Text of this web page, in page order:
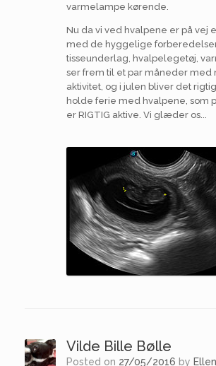
varmelampe kørende.
Nu da vi ved hvalpene er på vej
med de hyggelige
tisseunderlag, hvalpelegetøj,
ser frem til et par måneder med
aktivitet, og i julen bliver det
holde ferie med hvalpene, som
er RIGTIG aktive. Vi glæder os...
Vilde Bille Bølle
Posted on 27/05/2016 by Ellen